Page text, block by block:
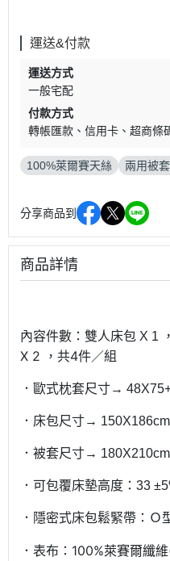
運送&付款
運送方式
一般宅配
付款方式
轉帳匯款
信用卡 超商條
100%萊爾賽天絲 兩用被
分享商品到
商品詳情
內容件數：雙人床包 X 1
X 2 ，共4件／組
．歐式枕套尺寸→
．床包尺寸→ 150X186cm
．被套尺寸→ 180X210cm
．可包覆床墊高度：33
．隱密式床包鬆緊帶：Ｏ
．表布：100%萊賽爾纖